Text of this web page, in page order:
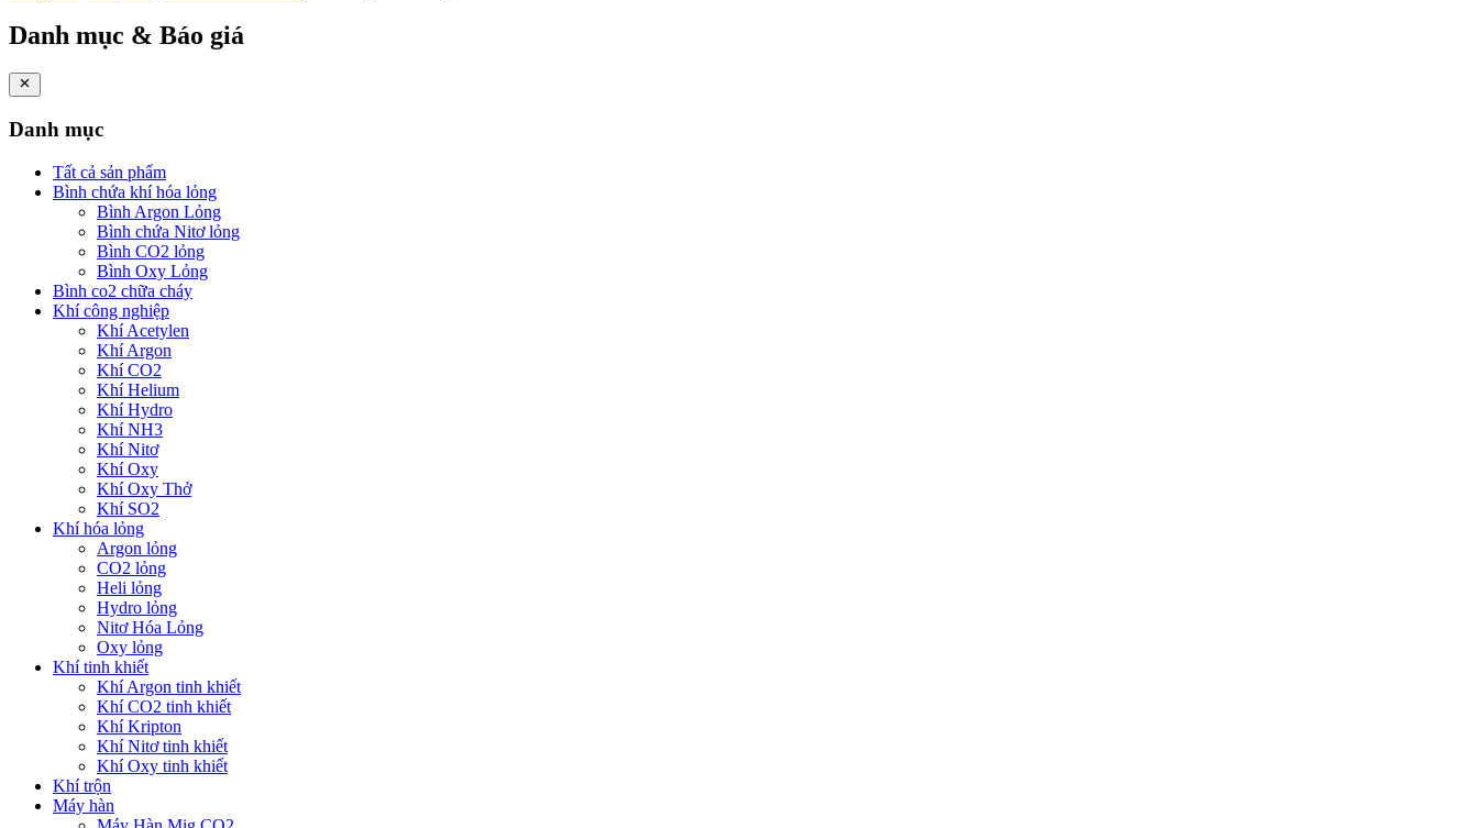
Danh mục & Báo giá
Danh mục
Tất cả sản phẩm
Bình chứa khí hóa lỏng
Bình Argon Lỏng
Bình chứa Nitơ lỏng
Bình CO2 lỏng
Bình Oxy Lỏng
Bình co2 chữa cháy
Khí công nghiệp
Khí Acetylen
Khí Argon
Khí CO2
Khí Helium
Khí Hydro
Khí NH3
Khí Nitơ
Khí Oxy
Khí Oxy Thở
Khí SO2
Khí hóa lỏng
Argon lỏng
CO2 lỏng
Heli lỏng
Hydro lỏng
Nitơ Hóa Lỏng
Oxy lỏng
Khí tinh khiết
Khí Argon tinh khiết
Khí CO2 tinh khiết
Khí Kripton
Khí Nitơ tinh khiết
Khí Oxy tinh khiết
Khí trộn
Máy hàn